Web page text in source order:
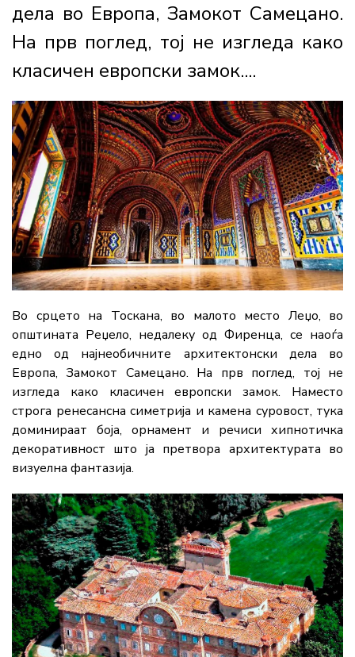
дела во Европа, Замокот Самецано.
На прв поглед, тој не изгледа како
класичен европски замок....
Во срцето на Тоскана, во малото место Леџо, во
општината Реџело, недалеку од Фиренца, се наоѓа
едно од најнеобичните архитектонски дела во
Европа, Замокот Самецано. На прв поглед, тој не
изгледа како класичен европски замок. Наместо
строга ренесансна симетрија и камена суровост, тука
доминираат боја, орнамент и речиси хипнотичка
декоративност што ја претвора архитектурата во
визуелна фантазија.